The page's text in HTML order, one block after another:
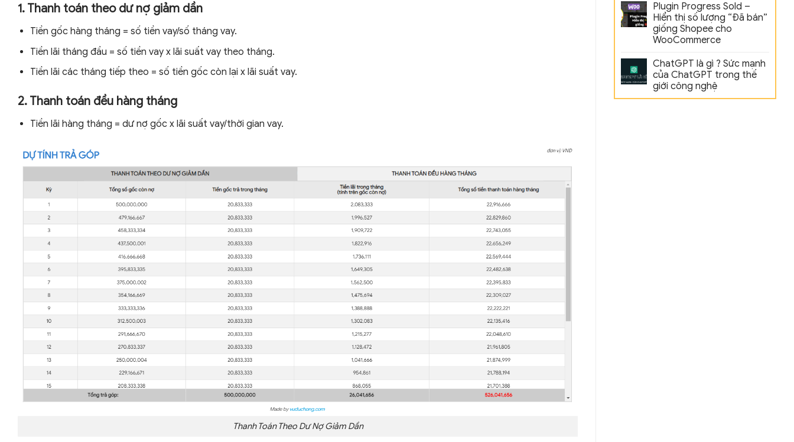
1. Thanh toán theo dư nợ giảm dần
Tiền gốc hàng tháng = số tiền vay/số tháng vay.
Tiền lãi tháng đầu = số tiền vay x lãi suất vay theo tháng.
Tiền lãi các tháng tiếp theo = số tiền gốc còn lại x lãi suất vay.
2. Thanh toán đều hàng tháng
Tiền lãi hàng tháng = dư nợ gốc x lãi suất vay/thời gian vay.
Thanh Toán Theo Dư Nợ Giảm Dần
Plugin Progress Sold –
Hiển thị số lượng “Đã bán”
giống Shopee cho
WooCommerce
ChatGPT là gì ? Sức mạnh
của ChatGPT trong thế
giới công nghệ